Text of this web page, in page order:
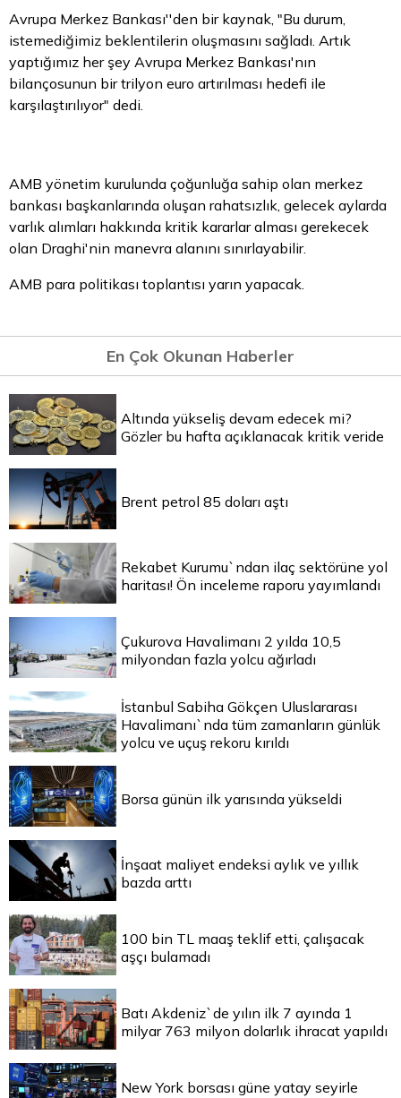
Avrupa Merkez Bankası''den bir kaynak, "Bu durum,
istemediğimiz beklentilerin oluşmasını sağladı. Artık
yaptığımız her şey Avrupa Merkez Bankası'nın
bilançosunun bir trilyon euro artırılması hedefi ile
karşılaştırılıyor" dedi.
AMB yönetim kurulunda çoğunluğa sahip olan merkez
bankası başkanlarında oluşan rahatsızlık, gelecek aylarda
varlık alımları hakkında kritik kararlar alması gerekecek
olan Draghi'nin manevra alanını sınırlayabilir.
AMB para politikası toplantısı yarın yapacak.
En Çok Okunan Haberler
Altında yükseliş devam edecek mi?
Gözler bu hafta açıklanacak kritik veride
Brent petrol 85 doları aştı
Rekabet Kurumu`ndan ilaç sektörüne yol
haritası! Ön inceleme raporu yayımlandı
Çukurova Havalimanı 2 yılda 10,5
milyondan fazla yolcu ağırladı
İstanbul Sabiha Gökçen Uluslararası
Havalimanı`nda tüm zamanların günlük
yolcu ve uçuş rekoru kırıldı
Borsa günün ilk yarısında yükseldi
İnşaat maliyet endeksi aylık ve yıllık
bazda arttı
100 bin TL maaş teklif etti, çalışacak
aşçı bulamadı
Batı Akdeniz`de yılın ilk 7 ayında 1
milyar 763 milyon dolarlık ihracat yapıldı
New York borsası güne yatay seyirle